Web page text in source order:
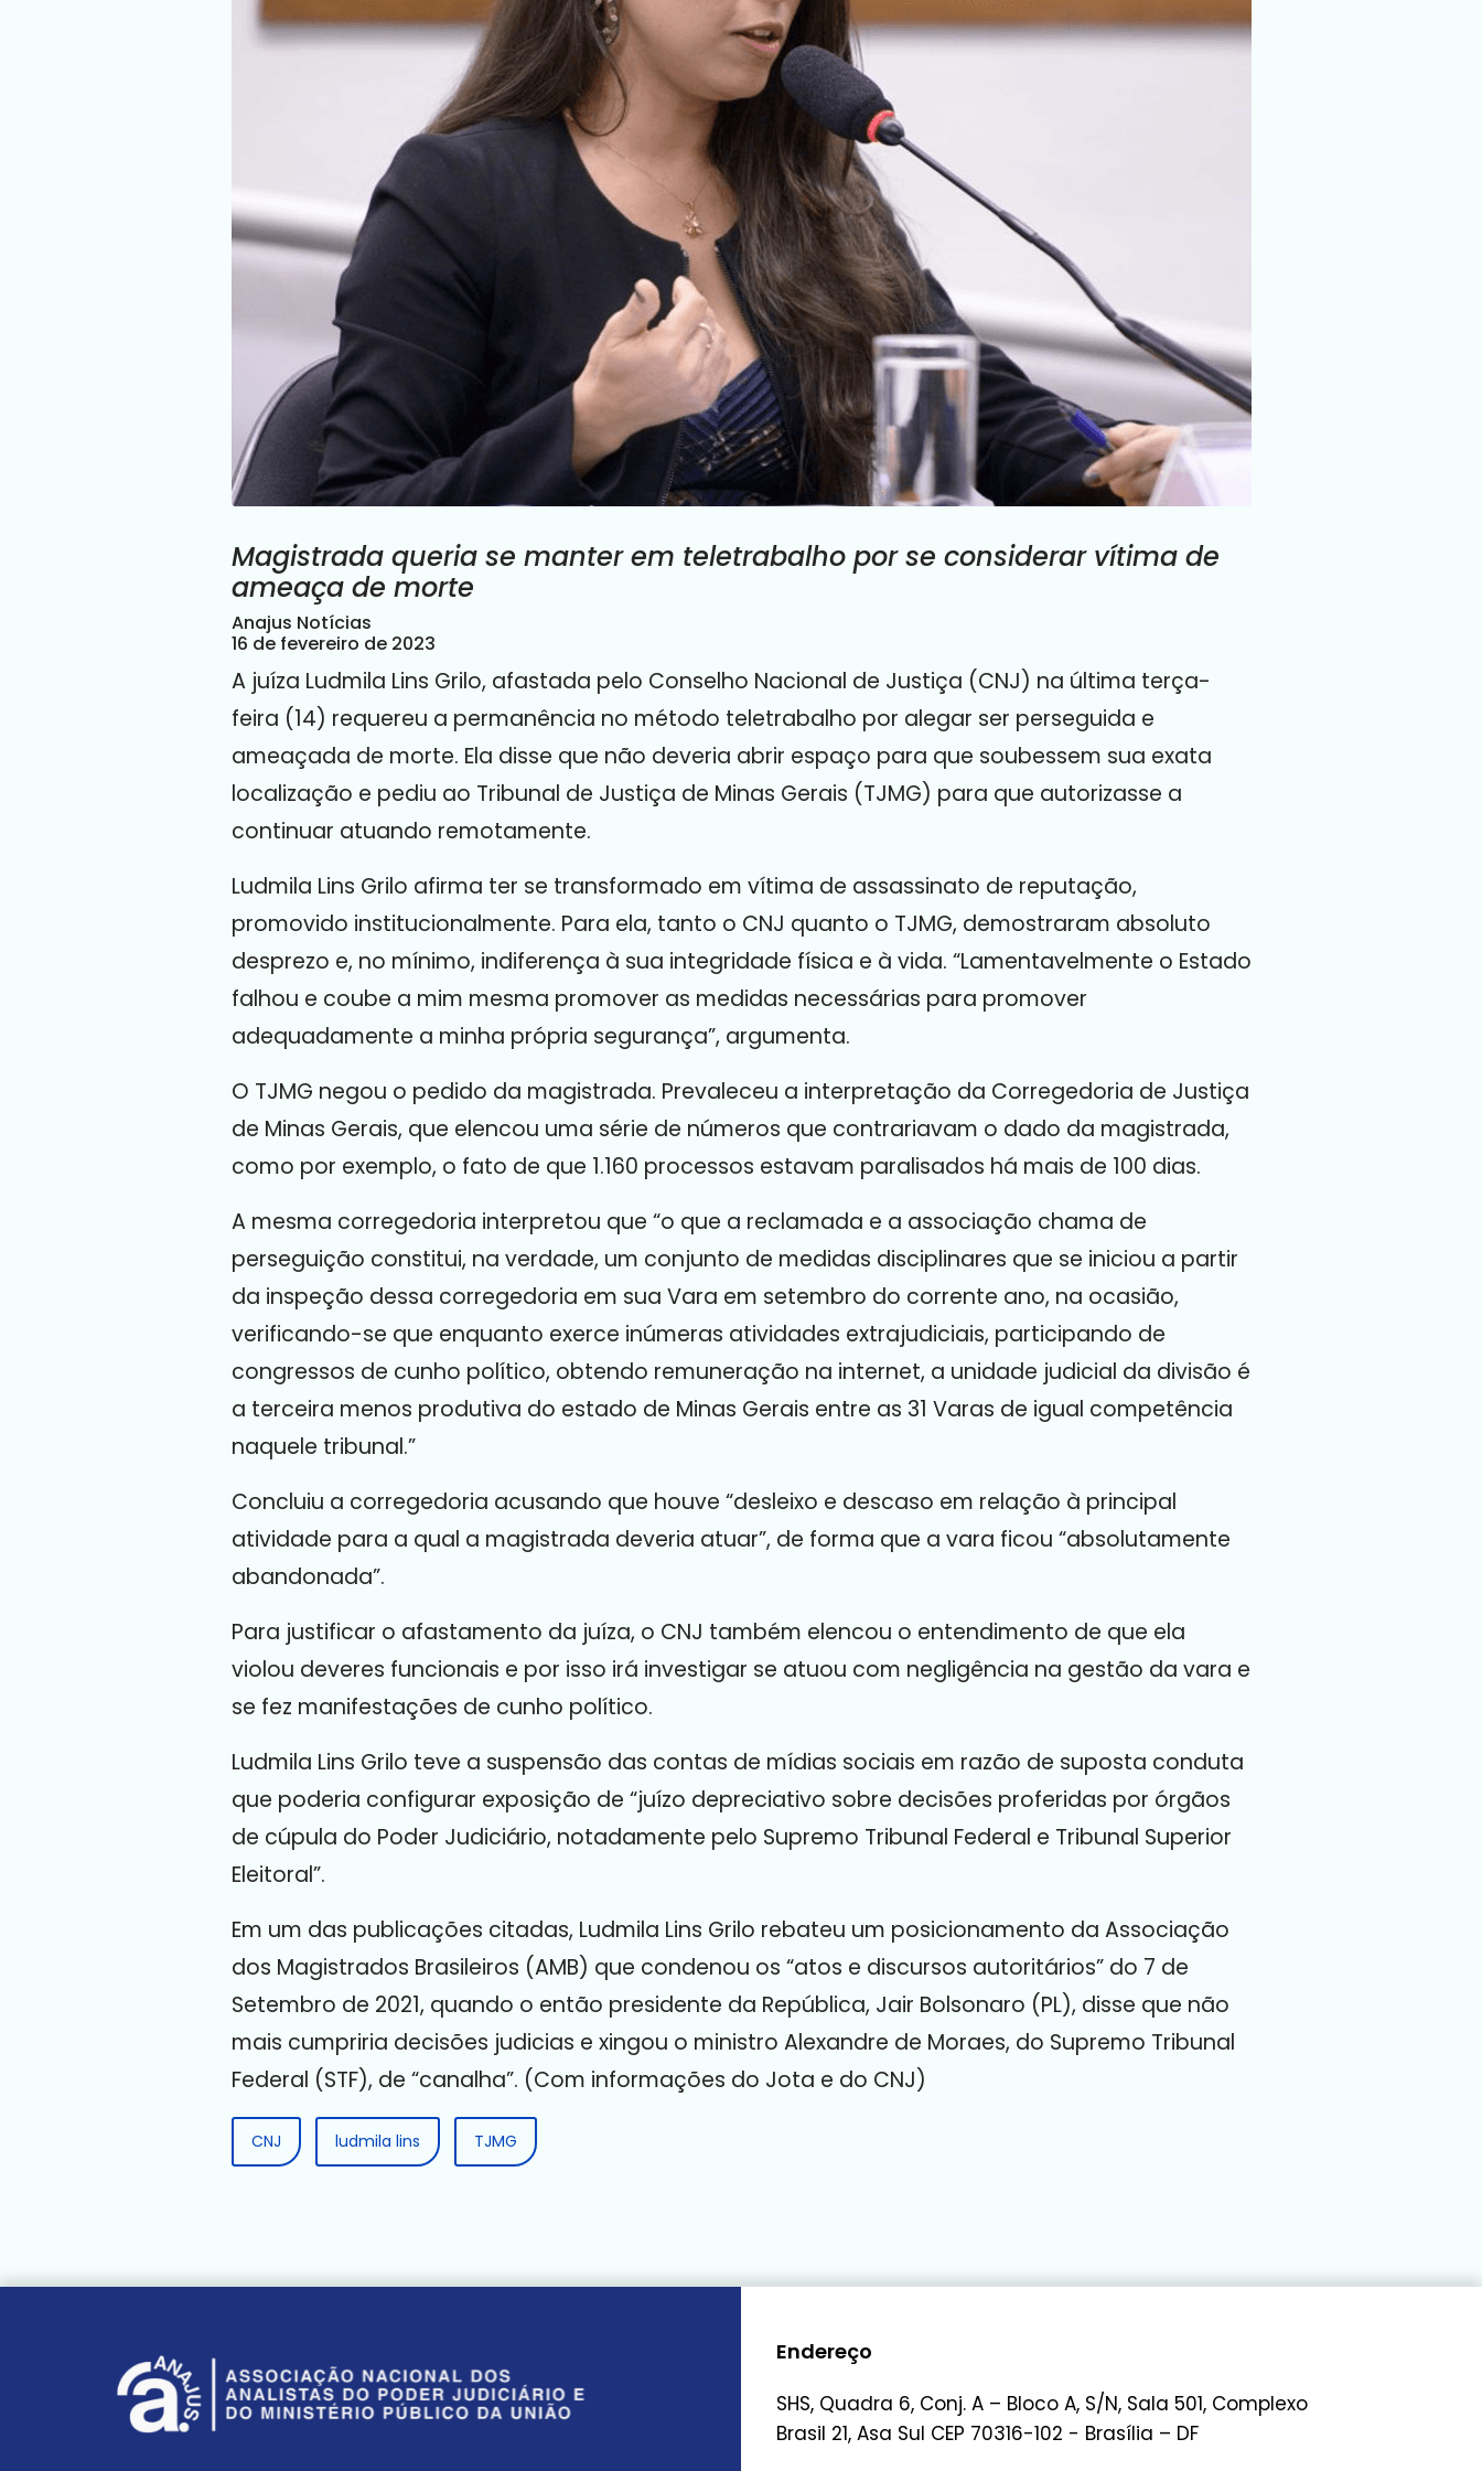
Magistrada queria se manter em teletrabalho por se considerar vítima de
ameaça de morte
Anajus Notícias
16 de fevereiro de 2023
A juíza Ludmila Lins Grilo, afastada pelo Conselho Nacional de Justiça (CNJ) na última terça-
feira (14) requereu a permanência no método teletrabalho por alegar ser perseguida e
ameaçada de morte. Ela disse que não deveria abrir espaço para que soubessem sua exata
localização e pediu ao Tribunal de Justiça de Minas Gerais (TJMG) para que autorizasse a
continuar atuando remotamente.
Ludmila Lins Grilo afirma ter se transformado em vítima de assassinato de reputação,
promovido institucionalmente. Para ela, tanto o CNJ quanto o TJMG, demostraram absoluto
desprezo e, no mínimo, indiferença à sua integridade física e à vida. “Lamentavelmente o Estado
falhou e coube a mim mesma promover as medidas necessárias para promover
adequadamente a minha própria segurança”, argumenta.
O TJMG negou o pedido da magistrada. Prevaleceu a interpretação da Corregedoria de Justiça
de Minas Gerais, que elencou uma série de números que contrariavam o dado da magistrada,
como por exemplo, o fato de que 1.160 processos estavam paralisados há mais de 100 dias.
A mesma corregedoria interpretou que “o que a reclamada e a associação chama de
perseguição constitui, na verdade, um conjunto de medidas disciplinares que se iniciou a partir
da inspeção dessa corregedoria em sua Vara em setembro do corrente ano, na ocasião,
verificando-se que enquanto exerce inúmeras atividades extrajudiciais, participando de
congressos de cunho político, obtendo remuneração na internet, a unidade judicial da divisão é
a terceira menos produtiva do estado de Minas Gerais entre as 31 Varas de igual competência
naquele tribunal.”
Concluiu a corregedoria acusando que houve “desleixo e descaso em relação à principal
atividade para a qual a magistrada deveria atuar”, de forma que a vara ficou “absolutamente
abandonada”.
Para justificar o afastamento da juíza, o CNJ também elencou o entendimento de que ela
violou deveres funcionais e por isso irá investigar se atuou com negligência na gestão da vara e
se fez manifestações de cunho político.
Ludmila Lins Grilo teve a suspensão das contas de mídias sociais em razão de suposta conduta
que poderia configurar exposição de “juízo depreciativo sobre decisões proferidas por órgãos
de cúpula do Poder Judiciário, notadamente pelo Supremo Tribunal Federal e Tribunal Superior
Eleitoral”.
Em um das publicações citadas, Ludmila Lins Grilo rebateu um posicionamento da Associação
dos Magistrados Brasileiros (AMB) que condenou os “atos e discursos autoritários” do 7 de
Setembro de 2021, quando o então presidente da República, Jair Bolsonaro (PL), disse que não
mais cumpriria decisões judicias e xingou o ministro Alexandre de Moraes, do Supremo Tribunal
Federal (STF), de “canalha”. (Com informações do Jota e do CNJ)
CNJ ludmila lins TJMG
Endereço
SHS, Quadra 6, Conj. A – Bloco A, S/N, Sala 501, Complexo
Brasil 21, Asa Sul CEP 70316-102 - Brasília – DF